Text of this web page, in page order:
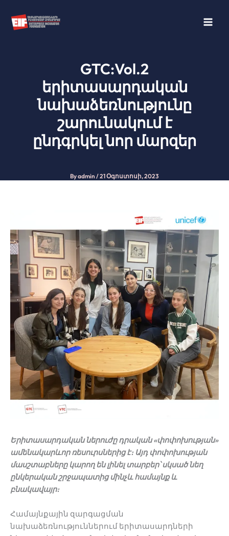
content
GTC:Vol.2
երիտասարդական
նախաձեռնությունը
շարունակում է
ընդգրկել նոր մարզեր
Byadmin /21 Օգոստոսի, 2023
Երիտասարդական ներուժը դրական «փոփոխության»
ամենակարևոր ռեսուրսներից է։ Այդ փոփոխության
մասշտաբները կարող են լինել տարբեր՝ սկսած նեղ
ընկերական շրջապատից մինչև համայնք և
բնակավայր։
Համայնքային զարգացման
նախաձեռնություններում երիտասարդների